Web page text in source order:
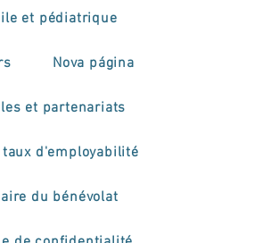
et pédiatrique
Nova página
et partenariats
taux d'employabilité
du bénévolat